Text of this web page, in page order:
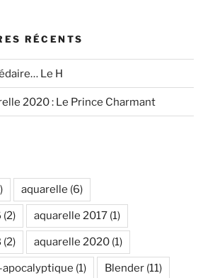
RÉCENTS
Le H
2020 : Le Prince Charmant
aquarelle (6)
(2) aquarelle 2017 (1)
(2) aquarelle 2020 (1)
(1) Blender (11)